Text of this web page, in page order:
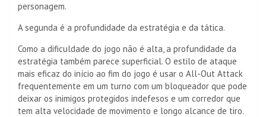
personagem.
A segunda é a profundidade da estratégia e da tática.
Como a dificuldade do jogo não é alta, a profundidade da
estratégia também parece superficial. O estilo de ataque
mais eficaz do início ao fim do jogo é usar o All-Out Attack
frequentemente em um turno com um bloqueador que pode
deixar os inimigos protegidos indefesos e um corredor que
tem alta velocidade de movimento e longo alcance de tiro.